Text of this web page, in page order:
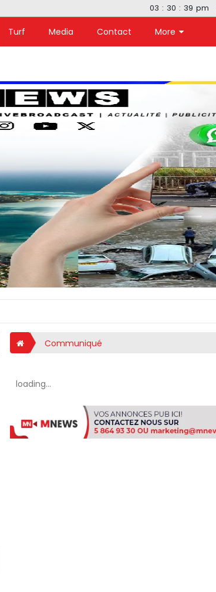
03 : 30 : 40 pm
Turf Media Contact More
Communiqué
loading...